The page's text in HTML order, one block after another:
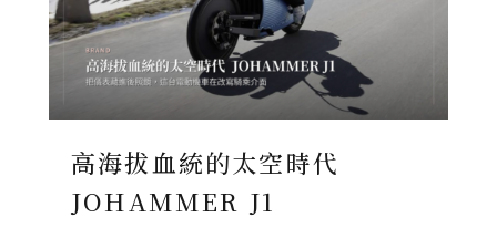
高海拔血統的太空時代
JOHAMMER J1